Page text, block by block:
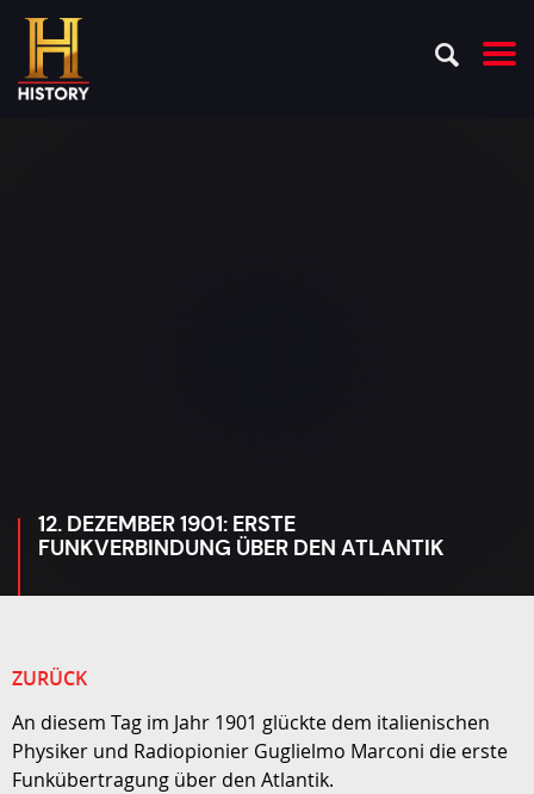
12. DEZEMBER 1901: ERSTE
FUNKVERBINDUNG ÜBER DEN ATLANTIK
ZURÜCK
An diesem Tag im Jahr 1901 glückte dem italienischen
Physiker und Radiopionier Guglielmo Marconi die erste
Funkübertragung über den Atlantik.